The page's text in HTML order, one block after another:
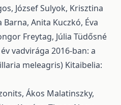
József Sulyok, Krisztina
Anita Kuczkó, Éva
Freytag, Júlia Tüdősné
vadvirága 2016-ban: a
meleagris) Kitaibelia:
Ákos Malatinszky,